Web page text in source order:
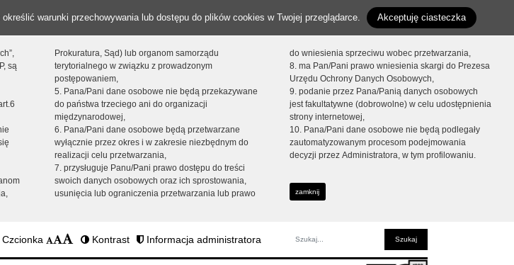
warunki przechowywania lub dostępu do plików cookies w Twojej przeglądarce. Akceptuję ciasteczka
są
Prokuratura, Sąd) lub organom samorządu
terytorialnego w związku z prowadzonym
postępowaniem,
5. Pana/Pani dane osobowe nie będą przekazywane
do państwa trzeciego ani do organizacji
międzynarodowej,
6. Pana/Pani dane osobowe będą przetwarzane
wyłącznie przez okres i w zakresie niezbędnym do
realizacji celu przetwarzania,
7. przysługuje Panu/Pani prawo dostępu do treści
swoich danych osobowych oraz ich sprostowania,
usunięcia lub ograniczenia przetwarzania lub prawo
do wniesienia sprzeciwu wobec przetwarzania,
8. ma Pan/Pani prawo wniesienia skargi do Prezesa
Urzędu Ochrony Danych Osobowych,
9. podanie przez Pana/Panią danych osobowych
jest fakultatywne (dobrowolne) w celu udostępnienia
strony internetowej,
10. Pana/Pani dane osobowe nie będą podlegały
zautomatyzowanym procesom podejmowania
decyzji przez Administratora, w tym profilowaniu.
zamknij
Czcionka Kontrast Informacja administratora